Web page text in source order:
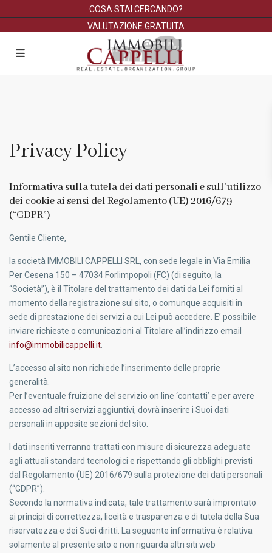
COSA STAI CERCANDO?
VALUTAZIONE GRATUITA
Privacy Policy
Informativa sulla tutela dei dati personali e sull’utilizzo
dei cookie ai sensi del Regolamento (UE) 2016/679
(“GDPR”)
Gentile Cliente,
la società IMMOBILI CAPPELLI SRL, con sede legale in Via Emilia
Per Cesena 150 – 47034 Forlimpopoli (FC) (di seguito, la
“Società”), è il Titolare del trattamento dei dati da Lei forniti al
momento della registrazione sul sito, o comunque acquisiti in
sede di prestazione dei servizi a cui Lei può accedere. E’ possibile
inviare richieste o comunicazioni al Titolare all’indirizzo email
info@immobilicappelli.it
L’accesso al sito non richiede l’inserimento delle proprie
generalità.
Per l’eventuale fruizione del servizio on line ‘contatti’ e per avere
accesso ad altri servizi aggiuntivi, dovrà inserire i Suoi dati
personali in apposite sezioni del sito.
I dati inseriti verranno trattati con misure di sicurezza adeguate
agli attuali standard tecnologici e rispettando gli obblighi previsti
dal Regolamento (UE) 2016/679 sulla protezione dei dati personali
(“GDPR”).
Secondo la normativa indicata, tale trattamento sarà improntato
ai principi di correttezza, liceità e trasparenza e di tutela della Sua
riservatezza e dei Suoi diritti. La seguente informativa è relativa
solamente al presente sito e non riguarda altri siti web